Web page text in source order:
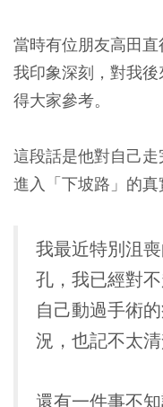
當時有位朋友高田
我印象深刻，對我
得大家參考。
這段話是他對自己
進入「下坡路」的真
我最近特別沮
孔，我已經對
自己動過手術
況，也記不太清
還有一件事不